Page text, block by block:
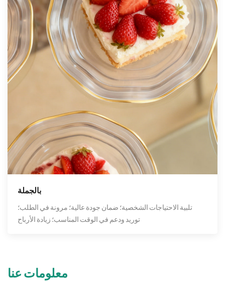
بالجملة
تلبية الاحتياجات الشخصية؛ ضمان جودة عالية؛ مرونة في الطلب؛
توريد ودعم في الوقت المناسب؛ زيادة الأرباح
معلومات عنا